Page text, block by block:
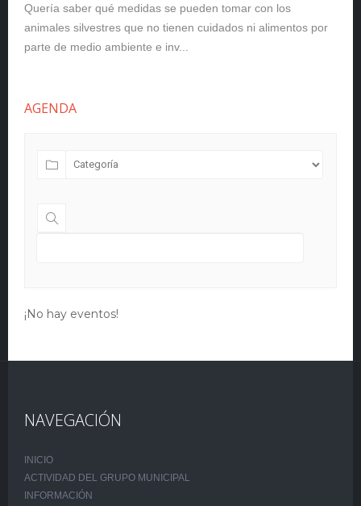
Quería saber qué medidas se pueden tomar con los
animales silvestres que no tienen cuidados ni alimentos por
parte de medio ambiente e inv...
AGENDA
¡No hay eventos!
NAVEGACIÓN
INICIO
ACTIVIDAD DEL GRUPO MUNICIPAL
INFORMACIÓN